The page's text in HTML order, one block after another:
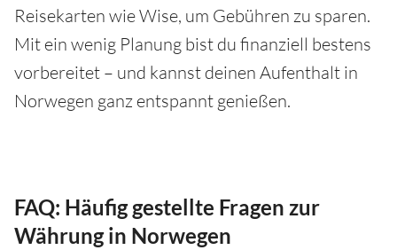
Reisekarten wie Wise, um Gebühren zu sparen.
Mit ein wenig Planung bist du finanziell bestens
vorbereitet – und kannst deinen Aufenthalt in
Norwegen ganz entspannt genießen.
FAQ: Häufig gestellte Fragen zur
Währung in Norwegen